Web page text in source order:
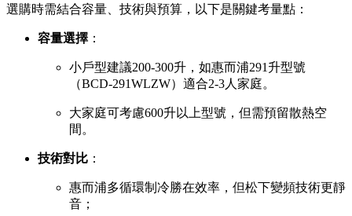
選購時需結合容量、技術與預算，以下是關鍵考量點：
容量選擇 ：
小戶型建議200-300升，如惠而浦291升型號
（BCD-291WLZW）適合2-3人家庭。
大家庭可考慮600升以上型號，但需預留散熱空
間。
技術對比 ：
惠而浦多循環制冷勝在效率，但松下變頻技術更靜
音；